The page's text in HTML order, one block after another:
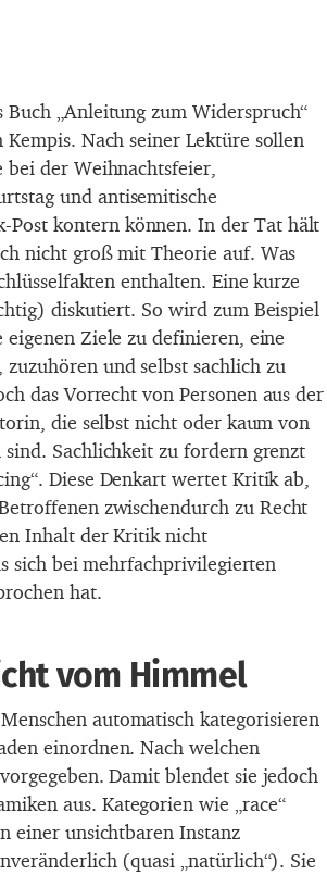
Buch „Anleitung zum Widerspruch“
Nach seiner Lektüre sollen
bei der Weihnachtsfeier,
und antisemitische
Post kontern können. In der Tat hält
nicht groß mit Theorie auf. Was
enthalten. Eine kurze
diskutiert. So wird zum Beispiel
Ziele zu definieren, eine
und selbst sachlich zu
das Vorrecht von Personen aus der
die selbst nicht oder kaum von
Sachlichkeit zu fordern grenzt
Diese Denkart wertet Kritik ab,
zwischendurch zu Recht
Inhalt der Kritik nicht
sich bei mehrfachprivilegierten
hat.
vom Himmel
automatisch kategorisieren
einordnen. Nach welchen
Damit blendet sie jedoch
aus. Kategorien wie „race“
einer unsichtbaren Instanz
(quasi „natürlich“). Sie